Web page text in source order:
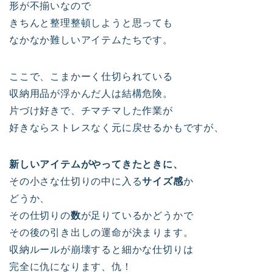
形が不揃いなので
きちんと整理整頓しようと思っても
なかなか難しいアイテムたちです。
ここで、こまかーく仕切られている
収納用品が浮かんだ人は結構危険。
片づけ好きで、チマチマした作業が
好きならストレスなく元に戻せるかもですが、
新しいアイテムがやってきたときに、
その小さな仕切りの中に入るサイズ感か
どうか、
その仕切りの数が足りているかどうかで
その後の引き出しの運命が決まります。
収納ルールが崩壊すると細かな仕切りは
完全に仇になります、仇！